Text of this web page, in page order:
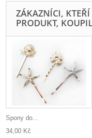
ZÁKAZNÍCI,
PRODUKT,
Spony do...
34,00 Kč